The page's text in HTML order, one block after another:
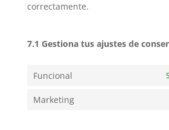
correctamente.
7.1 Gestiona tus ajustes de
Funcional
Marketing